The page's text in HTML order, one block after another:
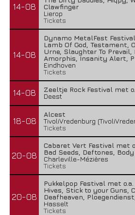
14-08
Clawfinger
Lierop
Tickets
14-08
Dynamo MetalFest
Lamb Of God, Testament,
Urne, Slaughter To Prevail,
Amorphis, Insanity Alert,
Eindhoven
Tickets
14-08
Zeeltje Rock Festival met
Deest
18-08
Alcest
TivoliVredenburg
Tickets
20-08
Cabaret Vert Festival met
Bad Seeds, Deftones,
Charleville-Mézières
Tickets
20-08
Pukkelpop Festival met
Hives, Stick to your Guns,
Deafheaven,
Hasselt
Tickets